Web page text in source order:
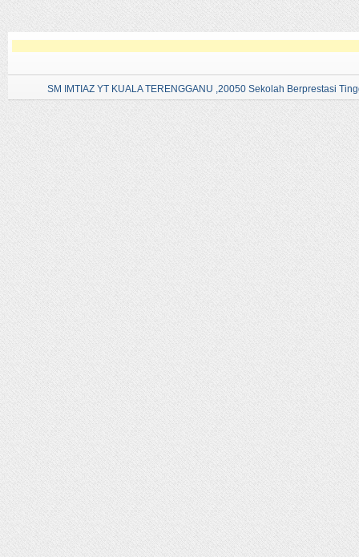
SM IMTIAZ YT KUALA TERENGGANU ,20050 Sekolah Berprestasi